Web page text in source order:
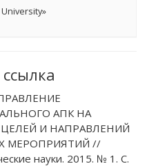
University»
АПК НА
И НАПРАВЛЕНИЙ
МЕРОПРИЯТИЙ //
науки. 2015. № 1. С.